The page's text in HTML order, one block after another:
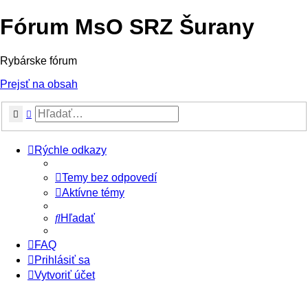
Fórum MsO SRZ Šurany
Rybárske fórum
Prejsť na obsah
HľadaťRozšírené vyhľadávanie
Rýchle odkazy
Temy bez odpovedí
Aktívne témy
Hľadať
FAQ
Prihlásiť sa
Vytvoriť účet